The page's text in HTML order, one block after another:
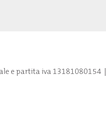
e partita iva 13181080154|